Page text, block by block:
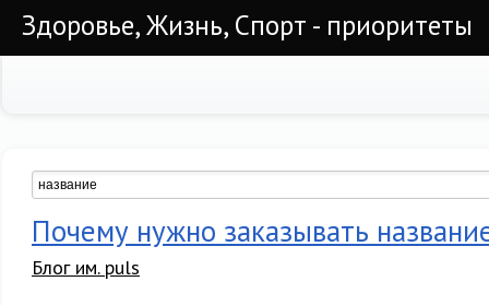
Здоровье, Жизнь, Спорт - приоритеты
Почему нужно заказывать
Блог им. puls